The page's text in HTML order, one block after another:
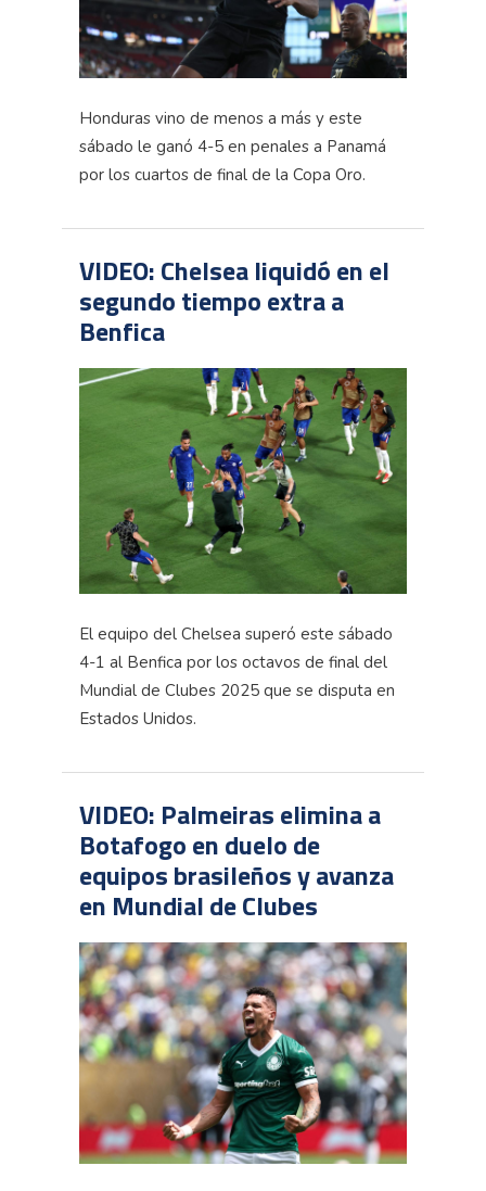
Honduras vino de menos a más y este
sábado le ganó 4-5 en penales a Panamá
por los cuartos de final de la Copa Oro.
VIDEO: Chelsea liquidó en el
segundo tiempo extra a
Benfica
El equipo del Chelsea superó este sábado
4-1 al Benfica por los octavos de final del
Mundial de Clubes 2025 que se disputa en
Estados Unidos.
VIDEO: Palmeiras elimina a
Botafogo en duelo de
equipos brasileños y avanza
en Mundial de Clubes